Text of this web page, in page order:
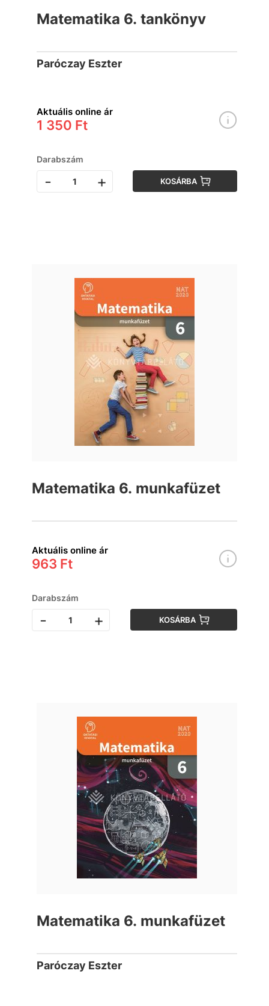
Matematika 6. tankönyv
Paróczay Eszter
Aktuális online ár
1 350 Ft
Darabszám
- + KOSÁRBA
Matematika 6. munkafüzet
Aktuális online ár
963 Ft
Darabszám
- + KOSÁRBA
Matematika 6. munkafüzet
Paróczay Eszter